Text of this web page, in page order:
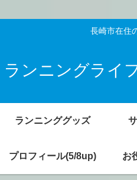
長崎市在住
ランニングライ
ランニンググッズ
プロフィール(5/8up) お